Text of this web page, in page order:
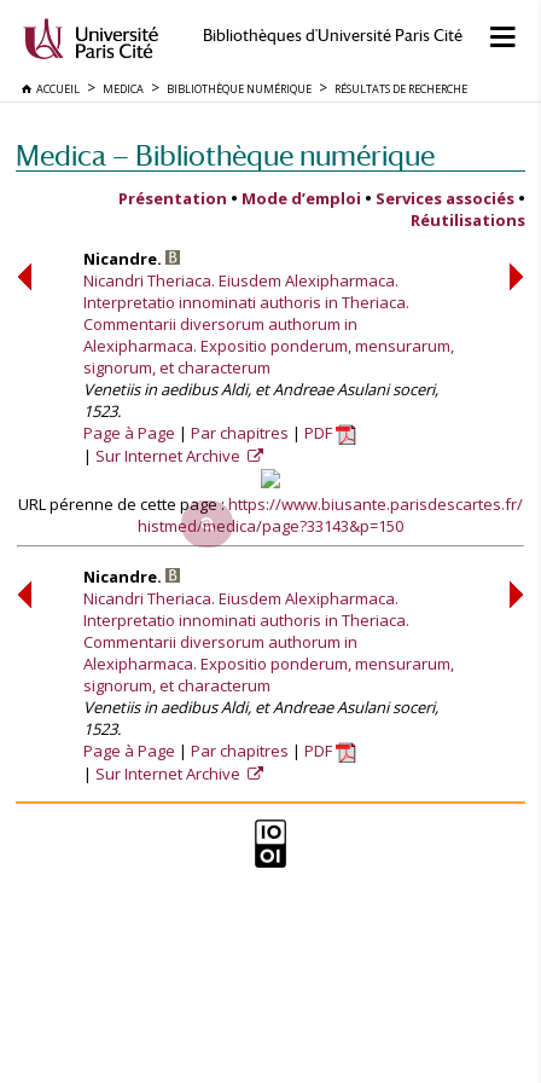
Bibliothèques d'Université Paris Cité
ACCUEIL MEDICA BIBLIOTHÈQUE NUMÉRIQUE RÉSULTATS DE RECHERCHE
Medica — Bibliothèque numérique
Présentation • Mode d’emploi • Services associés •
Réutilisations
Nicandre.
Nicandri Theriaca. Eiusdem Alexipharmaca.
Interpretatio innominati authoris in Theriaca.
Commentarii diversorum authorum in
Alexipharmaca. Expositio ponderum, mensurarum,
signorum, et characterum
Venetiis in aedibus Aldi, et Andreae Asulani soceri,
1523.
Page à Page
Par chapitres
PDF
Sur Internet Archive
URL pérenne de cette page :https://www.biusante.parisdescartes.fr/
histmed/medica/page?33143&p=150
Nicandre.
Nicandri Theriaca. Eiusdem Alexipharmaca.
Interpretatio innominati authoris in Theriaca.
Commentarii diversorum authorum in
Alexipharmaca. Expositio ponderum, mensurarum,
signorum, et characterum
Venetiis in aedibus Aldi, et Andreae Asulani soceri,
1523.
Page à Page
Par chapitres
PDF
Sur Internet Archive